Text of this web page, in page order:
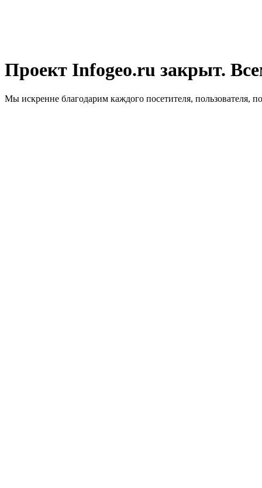
Проект Infogeo.ru закрыт.
Мы искренне благодарим каждого посетителя, пользователя,